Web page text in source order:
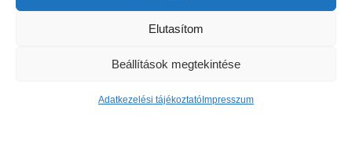
Elutasítom
Beállítások megtekintése
Adatkezelési tájékoztató Impresszum